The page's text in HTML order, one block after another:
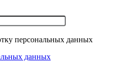
персональных данных
данных